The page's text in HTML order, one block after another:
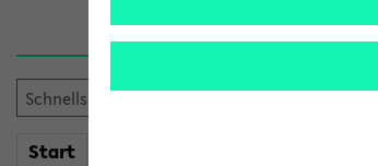
Start
Hilfe